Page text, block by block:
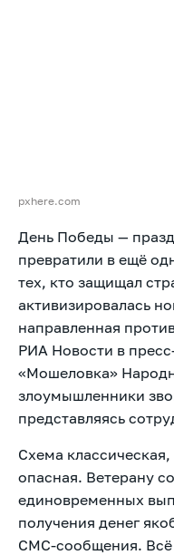
pxhere.com
День Победы —
превратили в ещё
тех, кто защищал
активизировалась
направленная
РИА Новости в
«Мошеловка»
злоумышленники
представляясь
Схема
опасная. Ветерану
единовременных
получения денег
СМС-сообщения. Всё